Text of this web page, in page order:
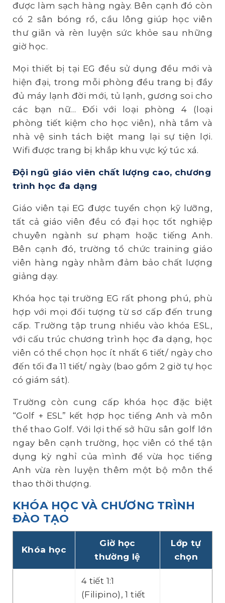
được làm sạch hàng ngày. Bên cạnh đó còn
có 2 sân bóng rổ, cầu lông giúp học viên
thư giãn và rèn luyện sức khỏe sau những
giờ học.
Mọi thiết bị tại EG đều sử dụng đều mới và
hiện đại, trong mỗi phòng đều trang bị đầy
đủ máy lạnh đời mới, tủ lạnh, gương soi cho
các bạn nữ… Đối với loại phòng 4 (loại
phòng tiết kiệm cho học viên), nhà tắm và
nhà vệ sinh tách biệt mang lại sự tiện lợi.
Wifi được trang bị khắp khu vực ký túc xá.
Đội ngũ giáo viên chất lượng cao, chương
trình học đa dạng
Giáo viên tại EG được tuyển chọn kỹ lưỡng,
tất cả giáo viên đều có đại học tốt nghiệp
chuyên ngành sư phạm hoặc tiếng Anh.
Bên cạnh đó, trường tổ chức training giáo
viên hàng ngày nhằm đảm bảo chất lượng
giảng dạy.
Khóa học tại trường EG rất phong phú, phù
hợp với mọi đối tượng từ sơ cấp đến trung
cấp. Trường tập trung nhiều vào khóa ESL,
với cấu trúc chương trình học đa dạng, học
viên có thể chọn học ít nhất 6 tiết/ ngày cho
đến tối đa 11 tiết/ ngày (bao gồm 2 giờ tự học
có giám sát).
Trường còn cung cấp khóa học đặc biệt
“Golf + ESL” kết hợp học tiếng Anh và môn
thể thao Golf. Với lợi thế sở hữu sân golf lớn
ngay bên cạnh trường, học viên có thể tận
dụng kỳ nghỉ của mình để vừa học tiếng
Anh vừa rèn luyện thêm một bộ môn thể
thao thời thượng.
KHÓA HỌC VÀ CHƯƠNG TRÌNH
ĐÀO TẠO
Khóa học
Giờ học
thường lệ
Lớp tự
chọn
4 tiết 1:1
(Filipino), 1 tiết